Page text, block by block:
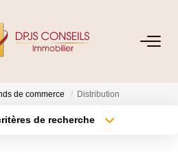
Louer
de commerce Distribution
de recherche